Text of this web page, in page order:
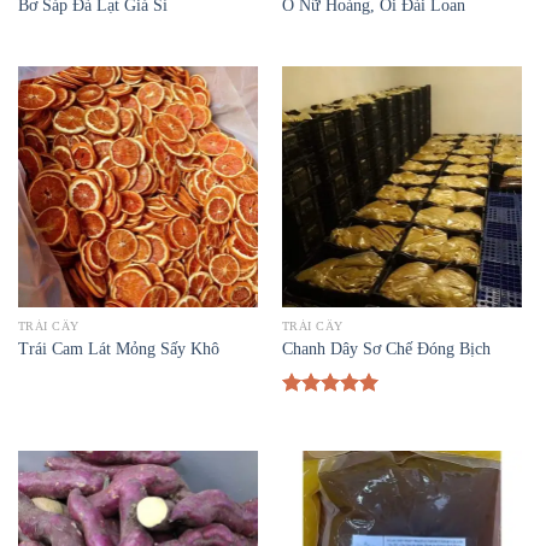
Bơ Sáp Đà Lạt Giá Sỉ Ổ Nữ Hoàng, Ổi Đài Loan
TRÁI CÂY
Trái Cam Lát Mỏng Sấy Khô
TRÁI CÂY
Chanh Dây Sơ Chế Đóng Bịch
5 sao